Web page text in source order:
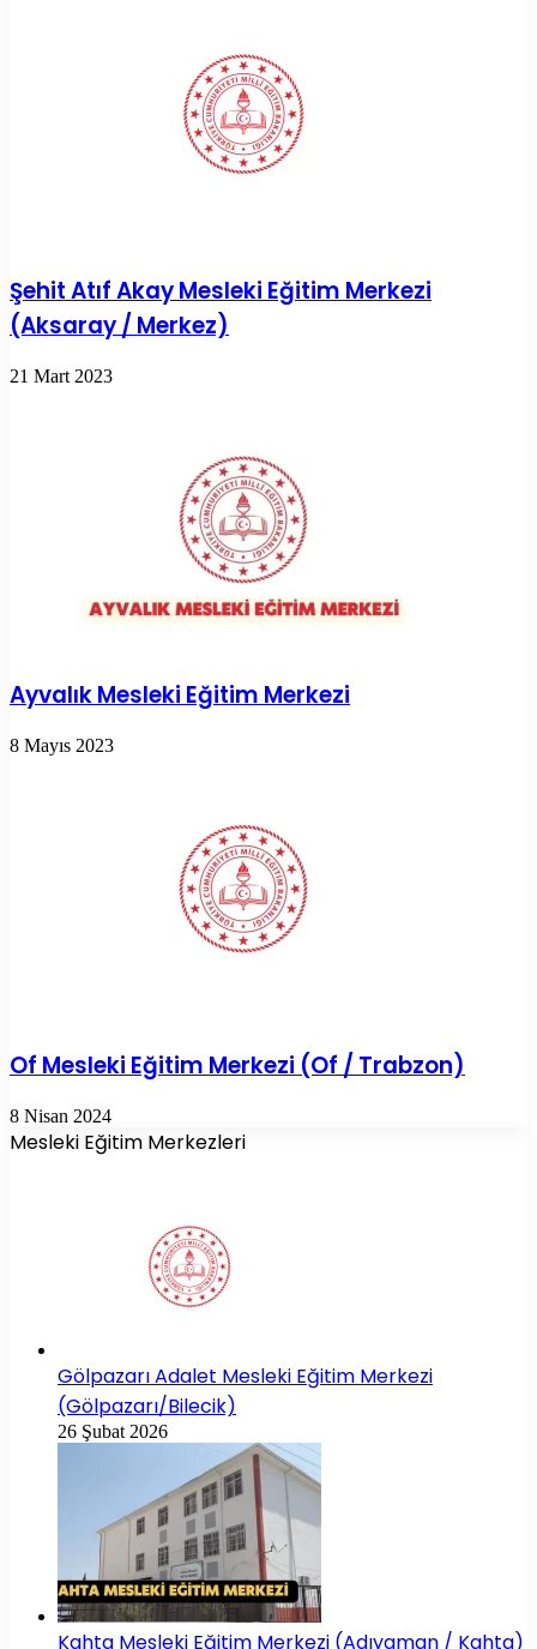
Şehit Atıf Akay Mesleki Eğitim Merkezi
(Aksaray / Merkez)
21 Mart 2023
Ayvalık Mesleki Eğitim Merkezi
8 Mayıs 2023
Of Mesleki Eğitim Merkezi (Of / Trabzon)
8 Nisan 2024
Mesleki Eğitim Merkezleri
Gölpazarı Adalet Mesleki Eğitim Merkezi
(Gölpazarı/Bilecik)
26 Şubat 2026
Kahta Mesleki Eğitim Merkezi (Adıyaman / Kahta)